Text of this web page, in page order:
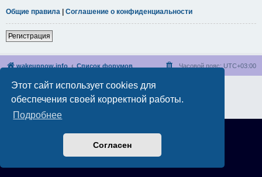
Этот сайт использует cookies для
обеспечения своей корректной работы.
Подробнее
Согласен
Общие правила | Соглашение о конфиденциальности
Регистрация
wakeupnow.info Список форумов Часовой пояс: UTC+03:00
Создано на основе phpBB® Forum Software © phpBB Limited
Русская поддержка phpBB